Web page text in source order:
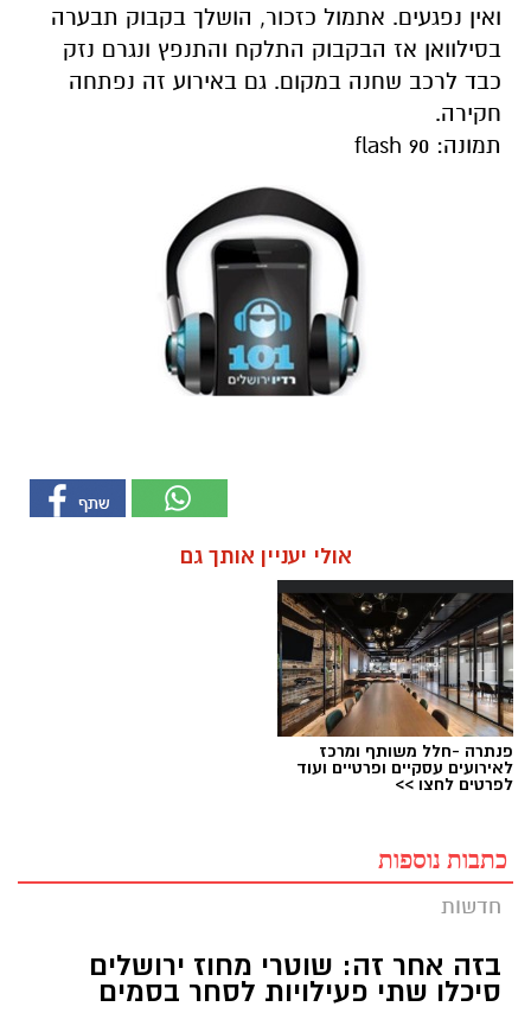
ואין נפגעים. אתמול כזכור, הושלך בקבוק תבערה
בסילוואן אז הבקבוק התלקח והתנפץ ונגרם נזק
כבד לרכב שחנה במקום. גם באירוע זה נפתחה
חקירה.
תמונה: flash 90
אולי יעניין אותך גם
פנתרה -חלל משותף ומרכז
לאירועים עסקיים ופרטיים ועוד
לפרטים לחצו >>
כתבות נוספות
חדשות
בזה אחר זה: שוטרי מחוז ירושלים
סיכלו שתי פעילויות לסחר בסמים